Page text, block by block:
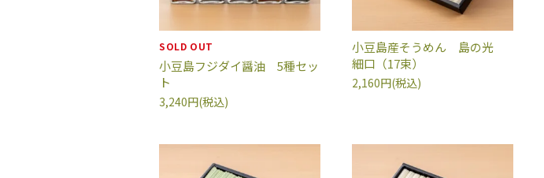
SOLD OUT
小豆島フジダイ醤油 5種セッ
ト
3,240円(税込)
小豆島産そうめん 島の光
細口（17束）
2,160円(税込)